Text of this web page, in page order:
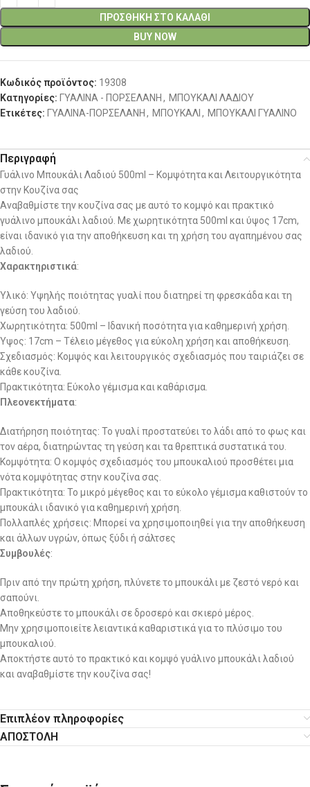
ΠΡΟΣΘΉΚΗ ΣΤΟ ΚΑΛΆΘΙ
BUY NOW
Κωδικός προϊόντος: 19308
Κατηγορίες: ΓΥΑΛΙΝΑ - ΠΟΡΣΕΛΑΝΗ , ΜΠΟΥΚΑΛΙ ΛΑΔΙΟΥ
Ετικέτες: ΓΥΑΛΙΝΑ-ΠΟΡΣΕΛΑΝΗ , ΜΠΟΥΚΑΛΙ , ΜΠΟΥΚΑΛΙ ΓΥΑΛΙΝΟ
Περιγραφή
Γυάλινο Μπουκάλι Λαδιού 500ml – Κομψότητα και Λειτουργικότητα
στην Κουζίνα σας
Αναβαθμίστε την κουζίνα σας με αυτό το κομψό και πρακτικό
γυάλινο μπουκάλι λαδιού. Με χωρητικότητα 500ml και ύψος 17cm,
είναι ιδανικό για την αποθήκευση και τη χρήση του αγαπημένου σας
λαδιού.
Χαρακτηριστικά:
Υλικό: Υψηλής ποιότητας γυαλί που διατηρεί τη φρεσκάδα και τη
γεύση του λαδιού.
Χωρητικότητα: 500ml – Ιδανική ποσότητα για καθημερινή χρήση.
Ύψος: 17cm – Τέλειο μέγεθος για εύκολη χρήση και αποθήκευση.
Σχεδιασμός: Κομψός και λειτουργικός σχεδιασμός που ταιριάζει σε
κάθε κουζίνα.
Πρακτικότητα: Εύκολο γέμισμα και καθάρισμα.
Πλεονεκτήματα:
Διατήρηση ποιότητας: Το γυαλί προστατεύει το λάδι από το φως και
τον αέρα, διατηρώντας τη γεύση και τα θρεπτικά συστατικά του.
Κομψότητα: Ο κομψός σχεδιασμός του μπουκαλιού προσθέτει μια
νότα κομψότητας στην κουζίνα σας.
Πρακτικότητα: Το μικρό μέγεθος και το εύκολο γέμισμα καθιστούν το
μπουκάλι ιδανικό για καθημερινή χρήση.
Πολλαπλές χρήσεις: Μπορεί να χρησιμοποιηθεί για την αποθήκευση
και άλλων υγρών, όπως ξύδι ή σάλτσες
Συμβουλές:
Πριν από την πρώτη χρήση, πλύνετε το μπουκάλι με ζεστό νερό και
σαπούνι.
Αποθηκεύστε το μπουκάλι σε δροσερό και σκιερό μέρος.
Μην χρησιμοποιείτε λειαντικά καθαριστικά για το πλύσιμο του
μπουκαλιού.
Αποκτήστε αυτό το πρακτικό και κομψό γυάλινο μπουκάλι λαδιού
και αναβαθμίστε την κουζίνα σας!
Επιπλέον πληροφορίες
ΑΠΟΣΤΟΛΗ